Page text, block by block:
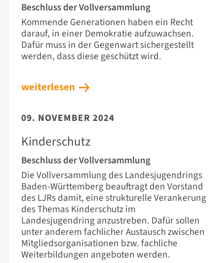
Beschluss der Vollversammlung
Kommende Generationen haben ein Recht
darauf, in einer Demokratie aufzuwachsen.
Dafür muss in der Gegenwart sichergestellt
werden, dass diese geschützt wird.
weiterlesen
09. NOVEMBER 2024
Kinderschutz
Beschluss der Vollversammlung
Die Vollversammlung des Landesjugendrings
Baden-Württemberg beauftragt den Vorstand
des LJRs damit, eine strukturelle Verankerung
des Themas Kinderschutz im
Landesjugendring anzustreben. Dafür sollen
unter anderem fachlicher Austausch zwischen
Mitgliedsorganisationen bzw. fachliche
Weiterbildungen angeboten werden.